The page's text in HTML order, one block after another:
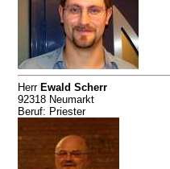
Herr Ewald Scherr
92318 Neumarkt
Beruf: Priester